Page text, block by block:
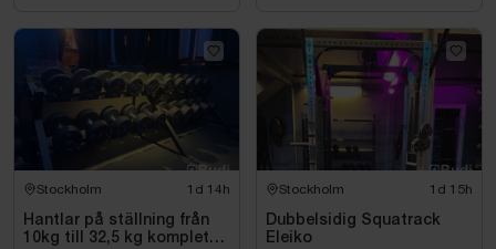
Stockholm 1d 14h
Hantlar på ställning från
10kg till 32,5 kg komplett
Stockholm 1d 15h
Dubbelsidig Squatrack
Eleiko